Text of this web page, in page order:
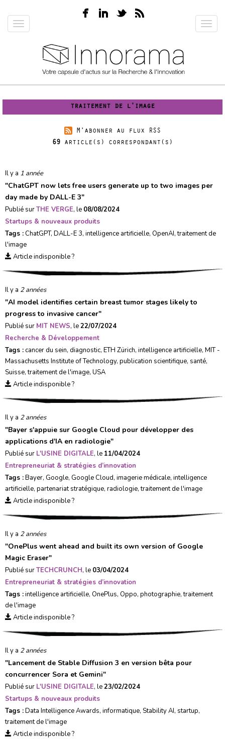
au
contenuToggle
traitement de l'image
M'abonner au flux RSS
69 article(s) correspondant(s)
Il y a 1 année
"ChatGPT now lets free users generate up to two images per
day made by DALL-E 3"
Publié surTHE VERGE, le 08/08/2024
Startups & nouveaux produits
Tags :ChatGPT, DALL-E 3, intelligence artificielle, OpenAI,traitement de
l'image
Article indisponible ?
Il y a 2 années
"AI model identifies certain breast tumor stages likely to
progress to invasive cancer"
Publié sur MIT NEWS, le22/07/2024
Recherche & Développement
Tags :cancer du sein, diagnostic, ETH Zürich, intelligence artificielle, MIT -
Massachusetts Institute of Technology, publication scientifique, santé,
Suisse,traitement de l'image, USA
Article indisponible ?
Il y a 2 années
"Bayer s'appuie sur Google Cloud pour développer des
applications d'IA en radiologie"
Publié sur L'USINE DIGITALE, le 11/04/2024
Entrepreneuriat & stratégies d’innovation
Tags :Bayer, Google, Google Cloud, imagerie médicale, intelligence
artificielle, partenariat stratégique, radiologie,traitement de l'image
Article indisponible ?
Il y a 2 années
"OnePlus went ahead and built its own version of Google
Magic Eraser"
Publié surTECHCRUNCH, le 03/04/2024
Entrepreneuriat & stratégies d’innovation
Tags :intelligence artificielle, OnePlus, Oppo, photographie,traitement
de l'image
Article indisponible ?
Il y a 2 années
"Lancement de Stable Diffusion 3 en version bêta pour
concurrencer Sora et Gemini"
Publié sur L'USINE DIGITALE, le23/02/2024
Startups & nouveaux produits
Tags :Data Intelligence Awards, informatique, Stability AI, startup,
traitement de l'image
Article indisponible ?